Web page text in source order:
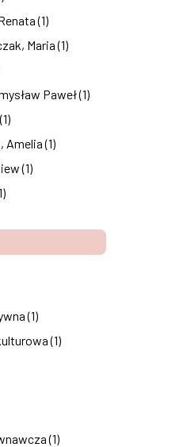
(1)
Maria (1)
Paweł (1)
(1)
(1)
(1)
(1)
(1)